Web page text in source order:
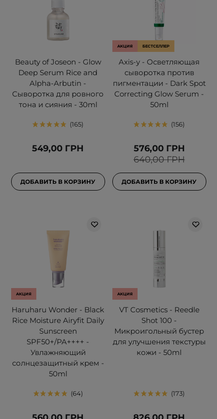
Beauty of Joseon - Glow
Deep Serum Rice and
Alpha-Arbutin -
Сыворотка для ровного
тона и сияния - 30ml
165
549,00 ГРН
ДОБАВИТЬ В КОРЗИНУ
АКЦИЯ БЕСТСЕЛЛЕР
Axis-y - Осветляющая
сыворотка против
пигментации - Dark Spot
Correcting Glow Serum -
50ml
156
640,00 ГРН
576,00 ГРН
ДОБАВИТЬ В КОРЗИНУ
АКЦИЯ
Haruharu Wonder - Black
Rice Moisture Airyfit Daily
Sunscreen
SPF50+/PA++++ -
Увлажняющий
солнцезащитный крем -
50ml
64
АКЦИЯ
VT Cosmetics - Reedle
Shot 100 -
Микроигольный бустер
для улучшения текстуры
кожи - 50ml
173